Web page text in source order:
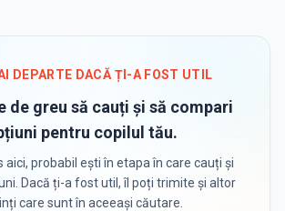
DEPARTE DACĂ ȚI-A FOST UTIL
de greu să cauți și să compari
pentru copilul tău.
aici, probabil ești în etapa în care cauți și
Dacă ți-a fost util, îl poți trimite și altor
care sunt în aceeași căutare.